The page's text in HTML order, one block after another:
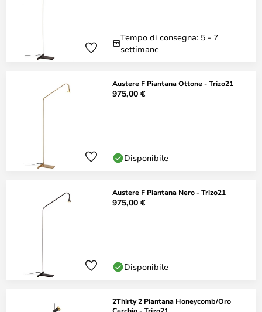
Tempo di consegna: 5 - 7
settimane
Austere F Piantana Ottone - Trizo21
975,00 €
Disponibile
Austere F Piantana Nero - Trizo21
975,00 €
Disponibile
2Thirty 2 Piantana Honeycomb/Oro